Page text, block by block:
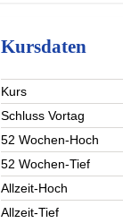
Kursdaten
Kurs
Schluss Vortag
52 Wochen-Hoch
52 Wochen-Tief
Allzeit-Hoch
Allzeit-Tief